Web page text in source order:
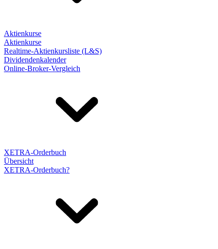
Aktienkurse
Aktienkurse
Realtime-Aktienkursliste (L&S)
Dividendenkalender
Online-Broker-Vergleich
XETRA-Orderbuch
Übersicht
XETRA-Orderbuch?